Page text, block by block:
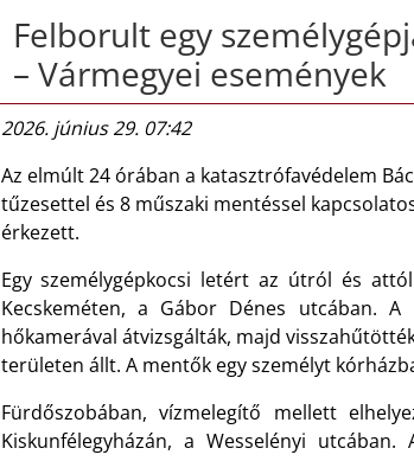
Felborult egy
– Vármegyei események
2026. június 29. 07:42
Az elmúlt 24 órában a katasztrófavédelem
tűzesettel és 8 műszaki mentéssel
érkezett.
Egy személygépkocsi letért az útról és
Kecskeméten, a Gábor Dénes utcában.
hőkamerával átvizsgálták, majd
területen állt. A mentők egy személyt
Fürdőszobában, vízmelegítő mellett
Kiskunfélegyházán, a Wesselényi